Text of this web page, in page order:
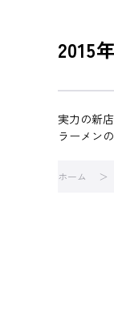
2015
実力の新
ラーメン
ホーム